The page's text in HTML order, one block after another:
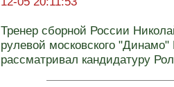
Тренер сборной России
рулевой московского
рассматривал кандидатуру